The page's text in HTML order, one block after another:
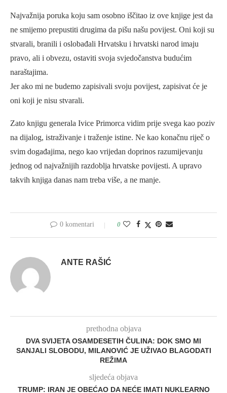
Najvažnija poruka koju sam osobno iščitao iz ove knjige jest da
ne smijemo prepustiti drugima da pišu našu povijest. Oni koji su
stvarali, branili i oslobađali Hrvatsku i hrvatski narod imaju
pravo, ali i obvezu, ostaviti svoja svjedočanstva budućim
naraštajima.
Jer ako mi ne budemo zapisivali svoju povijest, zapisivat će je
oni koji je nisu stvarali.
Zato knjigu generala Ivice Primorca vidim prije svega kao poziv
na dijalog, istraživanje i traženje istine. Ne kao konačnu riječ o
svim događajima, nego kao vrijedan doprinos razumijevanju
jednog od najvažnijih razdoblja hrvatske povijesti. A upravo
takvih knjiga danas nam treba više, a ne manje.
0 komentari 0
ANTE RAŠIĆ
prethodna objava
DVA SVIJETA OSAMDESETIH ČULINA: DOK SMO MI
SANJALI SLOBODU, MILANOVIĆ JE UŽIVAO BLAGODATI
REŽIMA
sljedeća objava
TRUMP: IRAN JE OBEĆAO DA NEĆE IMATI NUKLEARNO